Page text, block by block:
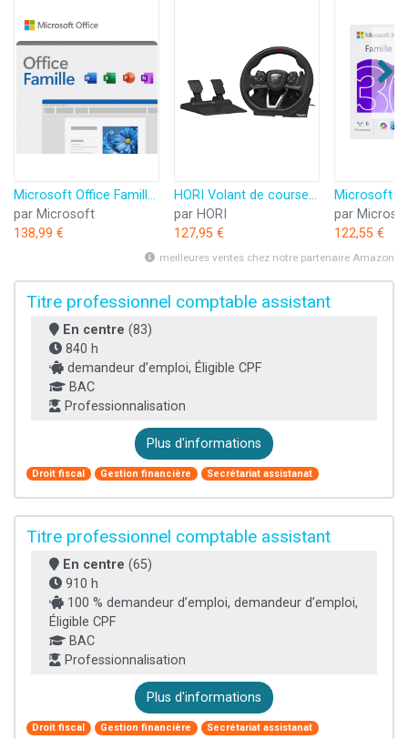
Microsoft Office Famille 2024 | Code d'activation envoyé par email
par Microsoft
138,99 €
HORI Volant de course APEX pour Playstation 5, Playstation 4 et PC - Licence officielle Sony
par HORI
127,95 €
par
122,55 €
meilleures ventes chez notre partenaire Amazon
Titre professionnel comptable assistant
En centre (83)
840 h
demandeur d’emploi, Éligible CPF
BAC
Professionnalisation
Plus d'informations
Droit fiscal Gestion financière Secrétariat assistanat
Titre professionnel comptable assistant
En centre (65)
910 h
100 % demandeur d’emploi, demandeur d’emploi,
Éligible CPF
BAC
Professionnalisation
Plus d'informations
Droit fiscal Gestion financière Secrétariat assistanat